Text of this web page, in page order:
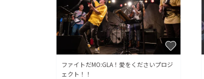
ファイトだMO:GLA！愛をくださいプロジ
ェクト！！